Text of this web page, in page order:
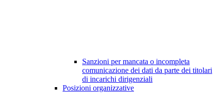
Sanzioni per mancata o incompleta
comunicazione dei dati da parte dei titolari
di incarichi dirigenziali
Posizioni organizzative